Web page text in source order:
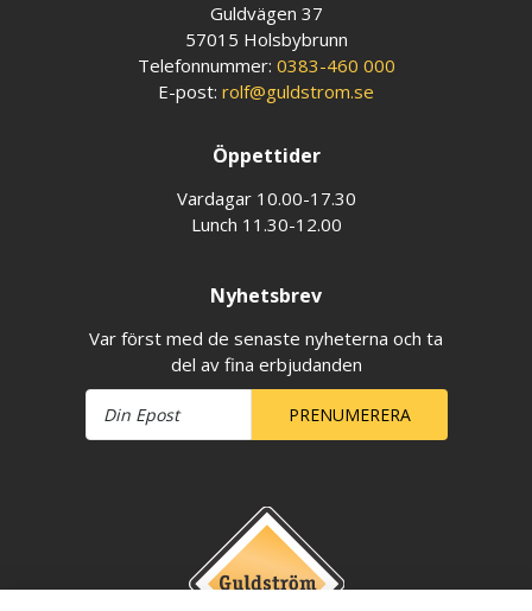
Guldvägen 37
57015 Holsbybrunn
Telefonnummer: 0383-460 000
E-post: rolf@guldstrom.se
Öppettider
Vardagar 10.00-17.30
Lunch 11.30-12.00
Nyhetsbrev
Var först med de senaste nyheterna och ta
del av fina erbjudanden
PRENUMERERA